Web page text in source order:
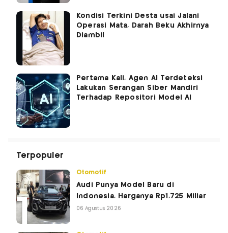
Kondisi Terkini Desta usai Jalani
Operasi Mata, Darah Beku Akhirnya
Diambil
Pertama Kali, Agen AI Terdeteksi
Lakukan Serangan Siber Mandiri
Terhadap Repositori Model AI
Terpopuler
Otomotif
Audi Punya Model Baru di
Indonesia, Harganya Rp1,725 Miliar
06 Agustus 2026